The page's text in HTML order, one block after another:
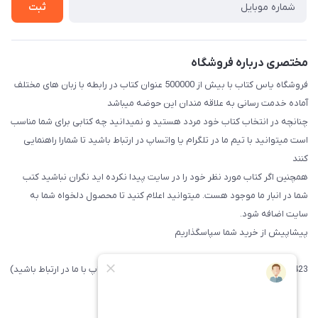
ثبت
مختصری درباره فروشگاه
فروشگاه یاس کتاب با بیش از 500000 عنوان کتاب در رابطه با زبان های مختلف
آماده خدمت رسانی به علاقه مندان این حوضه میباشد
چنانچه در انتخاب کتاب خود مردد هستید و نمیدانید چه کتابی برای شما مناسب
است میتوانید با تیم ما در تلگرام یا واتساپ در ارتباط باشید تا شما‌را راهنمایی
کنند
همچنین اگر کتاب مورد نظر خود را در سایت پیدا نکرده اید نگران نباشید کتب
شما در انبار ما موجود هست. میتوانید اعلام کنید تا محصول دلخواه شما به
سایت اضافه شود.
پیشاپیش از خرید شما سپاسگذاریم
09371742423 (لطفا فقط پیامک داده و یا از طریق واتساپ با ما در ارتباط باشید)